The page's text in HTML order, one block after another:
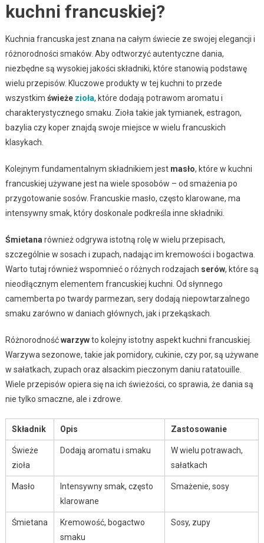
kuchni francuskiej?
Kuchnia francuska jest znana na całym świecie ze swojej elegancji i
różnorodności smaków. Aby odtworzyć autentyczne dania,
niezbędne są wysokiej jakości składniki, które stanowią podstawę
wielu przepisów. Kluczowe produkty w tej kuchni to przede
wszystkim świeże zioła, które dodają potrawom aromatu i
charakterystycznego smaku. Zioła takie jak tymianek, estragon,
bazylia czy koper znajdą swoje miejsce w wielu francuskich
klasykach.
Kolejnym fundamentalnym składnikiem jest masło, które w kuchni
francuskiej używane jest na wiele sposobów – od smażenia po
przygotowanie sosów. Francuskie masło, często klarowane, ma
intensywny smak, który doskonale podkreśla inne składniki.
Śmietana również odgrywa istotną rolę w wielu przepisach,
szczególnie w sosach i zupach, nadając im kremowości i bogactwa.
Warto tutaj również wspomnieć o różnych rodzajach serów, które są
nieodłącznym elementem francuskiej kuchni. Od słynnego
camemberta po twardy parmezan, sery dodają niepowtarzalnego
smaku zarówno w daniach głównych, jak i przekąskach.
Różnorodnośćwarzywto kolejny istotny aspekt kuchni francuskiej.
Warzywa sezonowe, takie jak pomidory, cukinie, czy por, są używane
w sałatkach, zupach oraz alsackim pieczonym daniu ratatouille.
Wiele przepisów opiera się na ich świeżości, co sprawia, że dania są
nie tylko smaczne, ale i zdrowe.
Składnik Opis Zastosowanie
Świeże
zioła
Dodają aromatu i smaku
W wielu potrawach,
sałatkach
Masło
Intensywny smak, często
klarowane
Smażenie, sosy
Śmietana
Kremowość, bogactwo
smaku
Sosy, zupy